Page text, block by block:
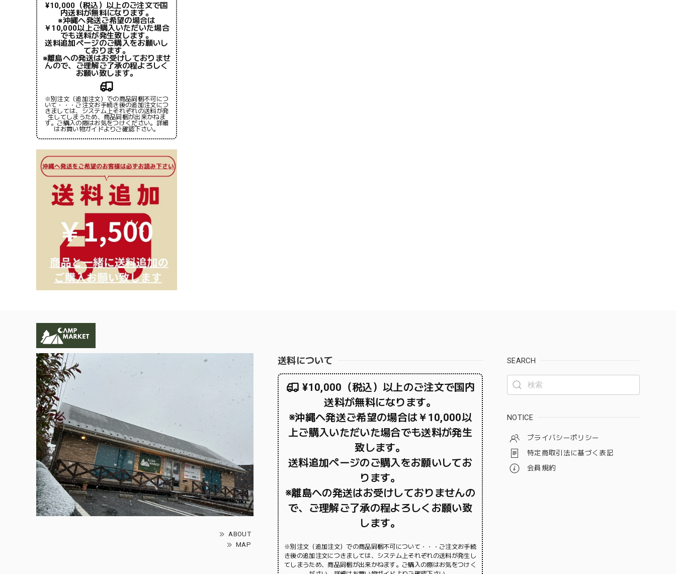
¥10,000（税込）以上のご注文で国
内送料が無料になります。
※沖縄へ発送ご希望の場合は
￥10,000以上ご購入いただいた場合
でも送料が発生致します。
送料追加ページのご購入をお願いし
ております。
※離島への発送はお受けしておりませ
んので、ご理解ご了承の程よろしく
お願い致します。
※別注文（追加注文）での商品同梱不可につ
いて・・・ご注文お手続き後の追加注文につ
きましては、システム上それぞれの送料が発
生してしまうため、商品同梱が出来かねま
す。ご購入の際はお気をつけください。詳細
はお買い物ガイドよりご確認下さい。
ABOUT
MAP
送料について
¥10,000（税込）以上のご注文で国内
送料が無料になります。
※沖縄へ発送ご希望の場合は￥10,000以
上ご購入いただいた場合でも送料が発生
致します。
送料追加ページのご購入をお願いしてお
ります。
※離島への発送はお受けしておりませんの
で、ご理解ご了承の程よろしくお願い致
します。
※別注文（追加注文）での商品同梱不可について・・・ご注文お手続
き後の追加注文につきましては、システム上それぞれの送料が発生し
てしまうため、商品同梱が出来かねます。ご購入の際はお気をつけく
SEARCH
NOTICE
プライバシーポリシー
特定商取引法に基づく表記
会員規約